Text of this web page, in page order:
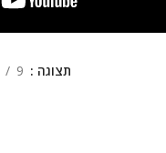
תצוגה 9